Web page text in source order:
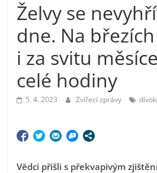
Želvy se
dne. Na
i za svitu
celé hodiny
5. 4. 2023 Zvířecí zprávy
Vědci přišli s překvapivým